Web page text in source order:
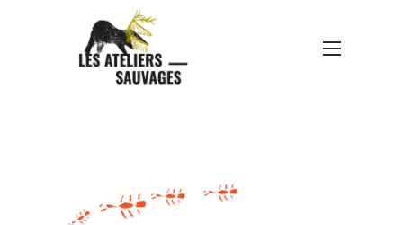
IMAGES POUR SITE
INTERNET_PLAN DE
TRAVAIL 1 COPIE 6